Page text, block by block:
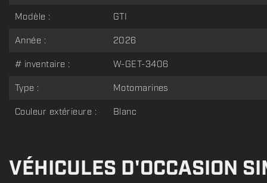
Modèle :
GTI
Année :
2026
# inventaire :
W-GET-3406
Type :
Motomarines
Couleur extérieure :
Blanc
VÉHICULES D'OCCASION